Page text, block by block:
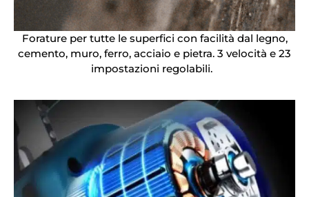
Forature per tutte le superfici con facilità dal legno,
cemento, muro, ferro, acciaio e pietra. 3 velocità e 23
impostazioni regolabili.